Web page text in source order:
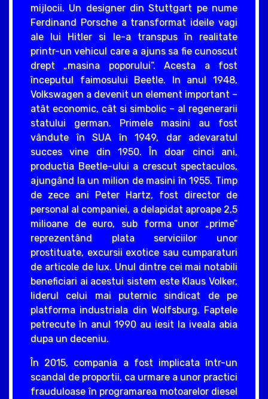
mijlocii. Un designer din Stuttgart pe nume
Ferdinand Porsche a transformat ideile vagi
ale lui Hitler si le-a transpus în realitate
printr-un vehicul care a ajuns sa fie cunoscut
drept „masina poporului”. Acesta a fost
începutul faimosului Beetle. In anul 1948,
Volkswagen a devenit un element important –
atât economic, cât si simbolic – al regenerarii
statului german. Primele masini au fost
vândute în SUA în 1949, dar adevaratul
succes vine din 1950. În doar cinci ani,
productia Beetle-ului a crescut spectaculos,
ajungând la un milion de masini în 1955. Timp
de zece ani Peter Hartz, fost director de
personal al companiei, a delapidat aproape 2,5
milioane de euro, sub forma unor „prime”
reprezentând plata serviciilor unor
prostituate, excursii exotice sau cumparaturi
de articole de lux. Unul dintre cei mai notabili
beneficiari ai acestui sistem este Klaus Volker,
liderul celui mai puternic sindicat de pe
platforma industriala din Wolfsburg. Faptele
petrecute în anul 1990 au iesit la iveala abia
dupa un deceniu.
În 2015, compania a fost implicata într-un
scandal de proportii, ca urmare a unor practici
frauduloase în programarea motoarelor diesel